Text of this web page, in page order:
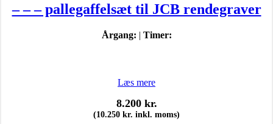
– – – pallegaffelsæt til JCB rendegraver
Årgang: | Timer:
Læs mere
8.200 kr.
(10.250 kr. inkl. moms)